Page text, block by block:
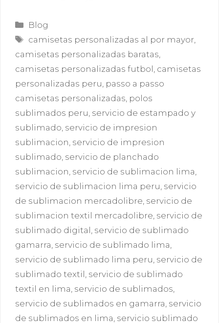
Categorías
Blog
Etiquetas
camisetas personalizadas al por mayor
camisetas personalizadas baratas
camisetas personalizadas futbol camisetas
personalizadas peru passo a passo
camisetas personalizadas polos
sublimados peru servicio de estampado y
sublimado servicio de impresion
sublimacion servicio de impresion
sublimado servicio de planchado
sublimacion servicio de sublimacion lima
servicio de sublimacion lima peru servicio
de sublimacion mercadolibre servicio de
sublimacion textil mercadolibre servicio de
sublimado digital servicio de sublimado
gamarra servicio de sublimado lima
servicio de sublimado lima peru servicio de
sublimado textil servicio de sublimado
textil en lima servicio de sublimados
servicio de sublimados en gamarra servicio
de sublimados en lima servicio sublimado